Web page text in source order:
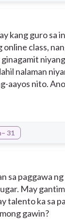
kang guro sa
class,
nalaman
aayos nito.
31
sa paggawa
May
talento ka sa
gawin?